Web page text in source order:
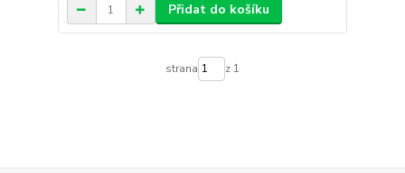
Přidat do košíku
strana z 1